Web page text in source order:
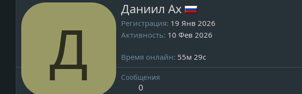
Д
Даниил Ах
Регистрация 19 Янв 2026
Активность 10 Фев 2026
Время онлайн 55м 29с
Сообщения
0